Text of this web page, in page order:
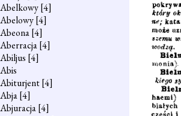
Abelkowy[4]
Abelowy[4]
Abeona[4]
Aberracja[4]
Abiljus [4]
Abis
Abiturjent[4]
Abja[4]
Abjuracja[4]